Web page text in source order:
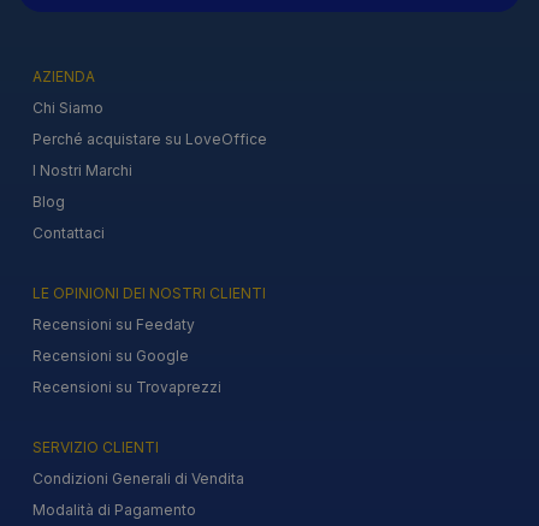
AZIENDA
Chi Siamo
Perché acquistare su LoveOffice
I Nostri Marchi
Blog
Contattaci
LE OPINIONI DEI NOSTRI CLIENTI
Recensioni su Feedaty
Recensioni su Google
Recensioni su Trovaprezzi
SERVIZIO CLIENTI
Condizioni Generali di Vendita
Modalità di Pagamento